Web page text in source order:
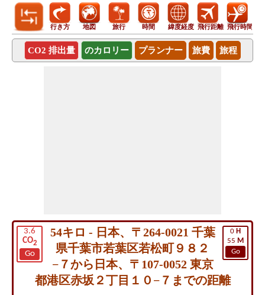
行き方 地図 旅行 時間 緯度経度 飛行距離 飛行時間
CO2 排出量 のカロリー プランナー 旅費 旅程
3.6
CO2
Go
0 H
55 M
Go
54キロ - 日本、〒264-0021 千葉
県千葉市若葉区若松町９８２
−７から日本、〒107-0052 東京
都港区赤坂２丁目１０−７までの距離